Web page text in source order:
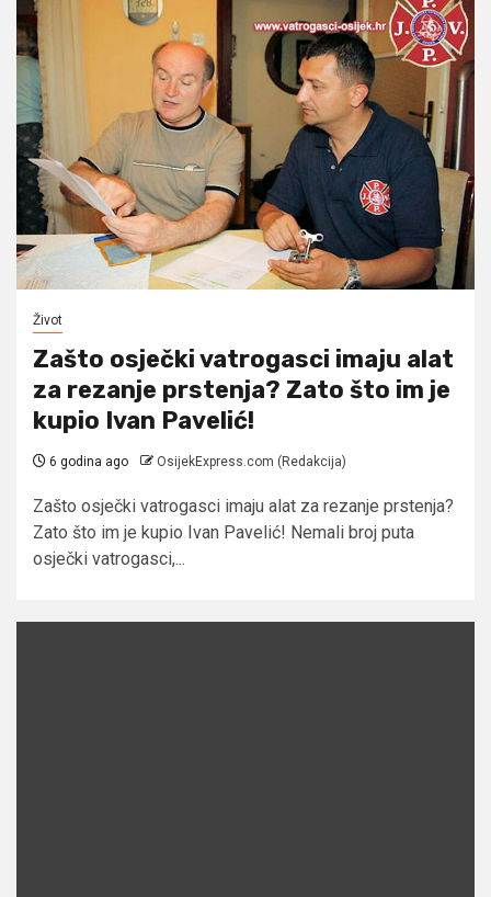
Život
Zašto osječki vatrogasci imaju alat
za rezanje prstenja? Zato što im je
kupio Ivan Pavelić!
6 godina ago OsijekExpress.com (Redakcija)
Zašto osječki vatrogasci imaju alat za rezanje prstenja?
Zato što im je kupio Ivan Pavelić! Nemali broj puta
osječki vatrogasci,...